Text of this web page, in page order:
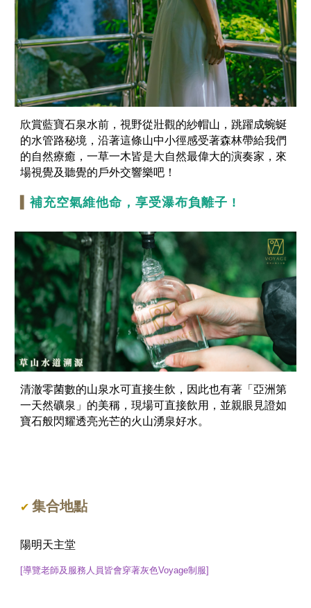
欣賞藍寶石泉水前，視野從壯觀的紗帽山，跳躍成蜿蜒
的水管路秘境，沿著這條山中小徑感受著森林帶給我們
的自然療癒，一草一木皆是大自然最偉大的演奏家，來
場視覺及聽覺的戶外交響樂吧！
▍補充空氣維他命，享受瀑布負離子 !
清澈零菌數的山泉水可直接生飲，因此也有著「亞洲第
一天然礦泉」的美稱，現場可直接飲用，並親眼見證如
寶石般閃耀透亮光芒的火山湧泉好水。
✔集合地點
陽明天主堂
[導覽老師及服務人員皆會穿著灰色Voyage制服]